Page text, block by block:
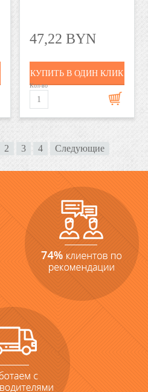
47,22 BYN
Кол-во
КУПИТЬ В ОДИН КЛИК
2 3 4 Следующие